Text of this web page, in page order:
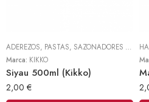
ADEREZOS, PASTAS, SAZONADORES Y CONDIMENTOS
Marca: KIKKO
Siyau 500ml (Kikko)
2,00 €